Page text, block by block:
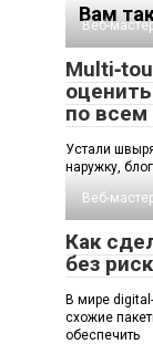
Вам
Веб-
по всем
Устали
наружку,
Веб-
Как
без
В мире
схожие
обеспечить